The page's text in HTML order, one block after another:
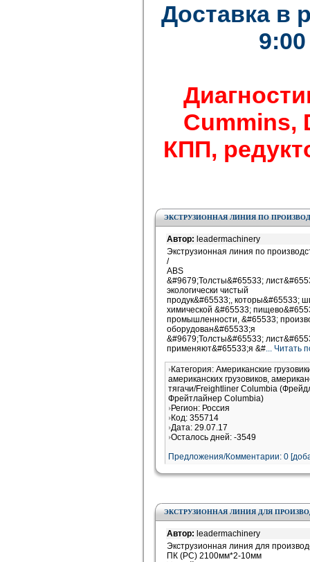
Доставка в
Cummins,
КПП,
ЭКСТРУЗИОННАЯ ЛИНИЯ ПО
Автор: leadermachinery
Экструзионная линия по
/
ABS
&#9679;Толсты&#65533;
экологически чистый
продук&#65533;, которы&#65533;
химической &#65533;
промышленности, &#65533;
оборудован&#65533;я
&#9679;Толсты&#65533;
применяют&#65533;я &#... Читать
Категория: Американские
американских грузовиков,
тягачи/Freightliner Columbia
Фрейтлайнер Columbia)
Регион: Россия
Код: 355714
Дата: 29.07.17
Осталось дней: -3549
Предложения/Комментарии: 0
ЭКСТРУЗИОННАЯ ЛИНИЯ ДЛЯ
Автор: leadermachinery
Экструзионная линия для
ПК (PC) 2100мм*2-10мм